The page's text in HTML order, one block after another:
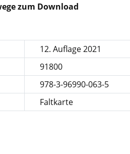
zum Download
12. Auflage 2021
91800
978-3-96990-063-5
Faltkarte